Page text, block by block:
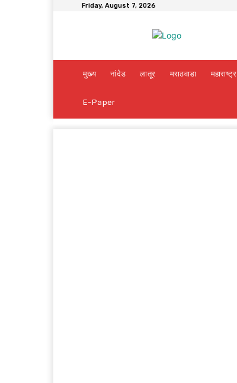
Friday, August 7, 2026
मुख्य नांदेड लातूर मराठवाडा महाराष्ट्र
E-Paper